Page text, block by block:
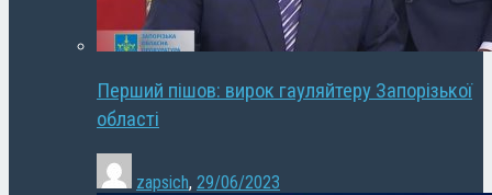
Перший пішов: вирок гауляйтеру Запорізької
області
zapsich, 29/06/2023